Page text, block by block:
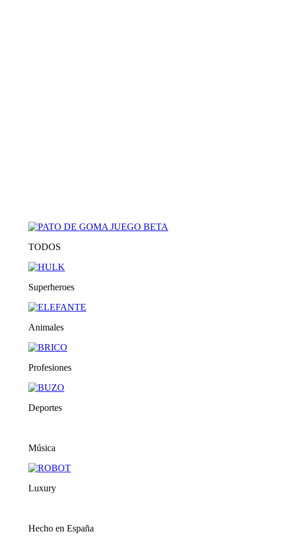
TODOS
Superheroes
Animales
Profesiones
Deportes
Música
Luxury
Hecho en España